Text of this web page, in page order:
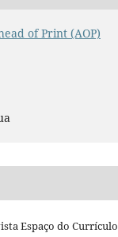
of Print (AOP)
Espaço do Currículo